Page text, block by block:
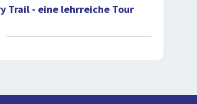
Trail - eine lehrreiche Tour